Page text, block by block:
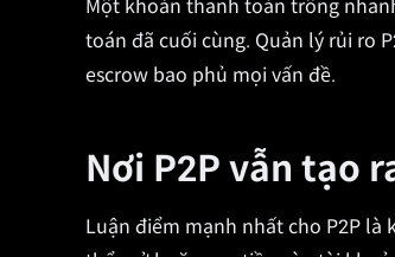
Một khoản thanh toán trông
toán đã cuối cùng. Quản lý rủi ro
escrow bao phủ mọi vấn đề.
Nơi P2P vẫn tạo
Luận điểm mạnh nhất cho P2P là